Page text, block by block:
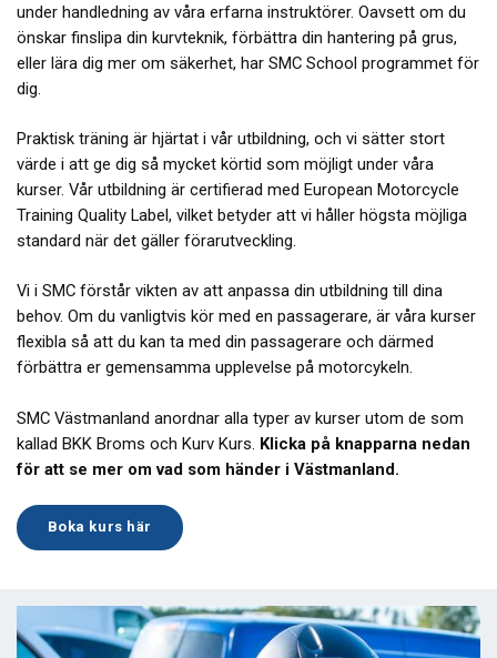
under handledning av våra erfarna instruktörer. Oavsett om du
önskar finslipa din kurvteknik, förbättra din hantering på grus,
eller lära dig mer om säkerhet, har SMC School programmet för
dig.
Praktisk träning är hjärtat i vår utbildning, och vi sätter stort
värde i att ge dig så mycket körtid som möjligt under våra
kurser. Vår utbildning är certifierad med European Motorcycle
Training Quality Label, vilket betyder att vi håller högsta möjliga
standard när det gäller förarutveckling.
Vi i SMC förstår vikten av att anpassa din utbildning till dina
behov. Om du vanligtvis kör med en passagerare, är våra kurser
flexibla så att du kan ta med din passagerare och därmed
förbättra er gemensamma upplevelse på motorcykeln.
SMC Västmanland anordnar alla typer av kurser utom de som
kallad BKK Broms och Kurv Kurs. Klicka på knapparna nedan
för att se mer om vad som händer i Västmanland.
Boka kurs här